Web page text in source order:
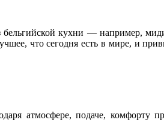
бельгийской кухни — например,
что сегодня есть в мире, и
атмосфере, подаче, комфорту